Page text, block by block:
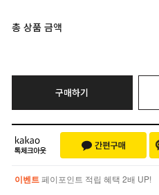
총 상품 금액
구매하기
이벤트페이포인트 적립 혜택 2배 UP!